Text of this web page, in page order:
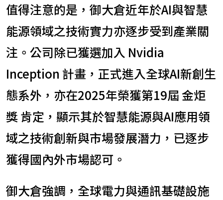
值得注意的是，御大倉近年於AI與智慧
能源領域之技術實力亦逐步受到產業關
注。公司除已獲選加入 Nvidia
Inception 計畫，正式進入全球AI新創生
態系外，亦在2025年榮獲第19屆 金炬
獎 肯定，顯示其於智慧能源與AI應用領
域之技術創新與市場發展潛力，已逐步
獲得國內外市場認可。
御大倉強調，全球電力與通訊基礎設施